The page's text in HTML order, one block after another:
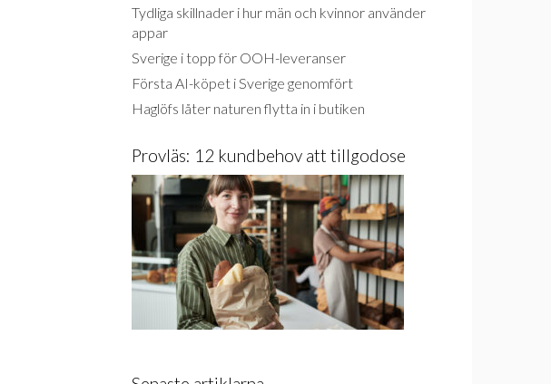
Tydliga skillnader i hur män och kvinnor använder
appar
Sverige i topp för OOH-leveranser
Första AI-köpet i Sverige genomfört
Haglöfs låter naturen flytta in i butiken
Provläs: 12 kundbehov att tillgodose